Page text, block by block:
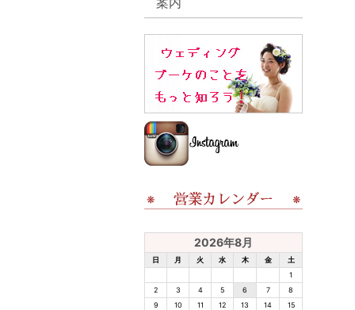
2026年8月
日 月 火 水 木 金
土
1
2
3 4 5 6 7
8
9
10 11 12 13 14
15